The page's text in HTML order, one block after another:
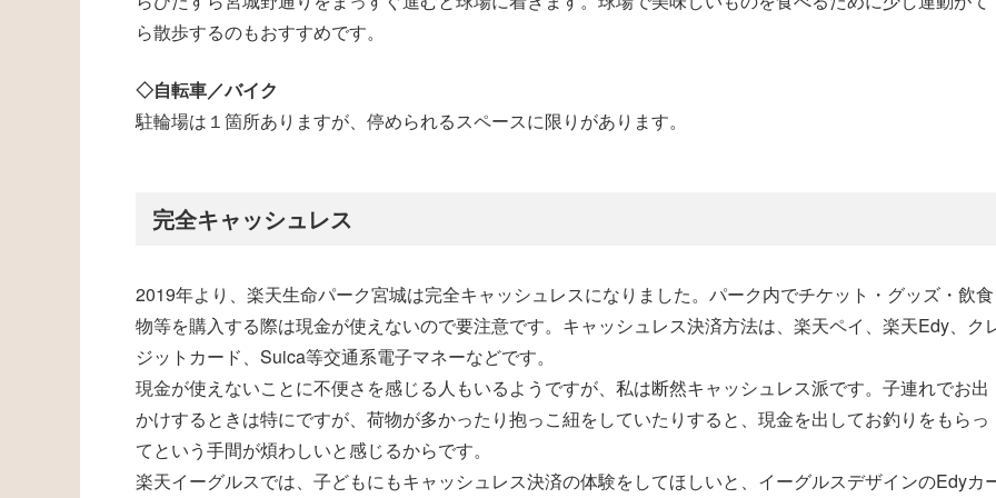
ら散歩するのもおすすめです。
◇自転車／バイク
駐輪場は１箇所ありますが、停められるスペースに限りがあります。
完全キャッシュレス
2019年より、楽天生命パーク宮城は完全キャッシュレスになりました。パーク内でチケット・グッズ・飲食
物等を購入する際は現金が使えないので要注意です。キャッシュレス決済方法は、楽天ペイ、楽天Edy、ク
ジットカード、Suica等交通系電子マネーなどです。
現金が使えないことに不便さを感じる人もいるようですが、私は断然キャッシュレス派です。子連れでお出
かけするときは特にですが、荷物が多かったり抱っこ紐をしていたりすると、現金を出してお釣りをもらっ
てという手間が煩わしいと感じるからです。
楽天イーグルスでは、子どもにもキャッシュレス決済の体験をしてほしいと、イーグルスデザインのEdyカ